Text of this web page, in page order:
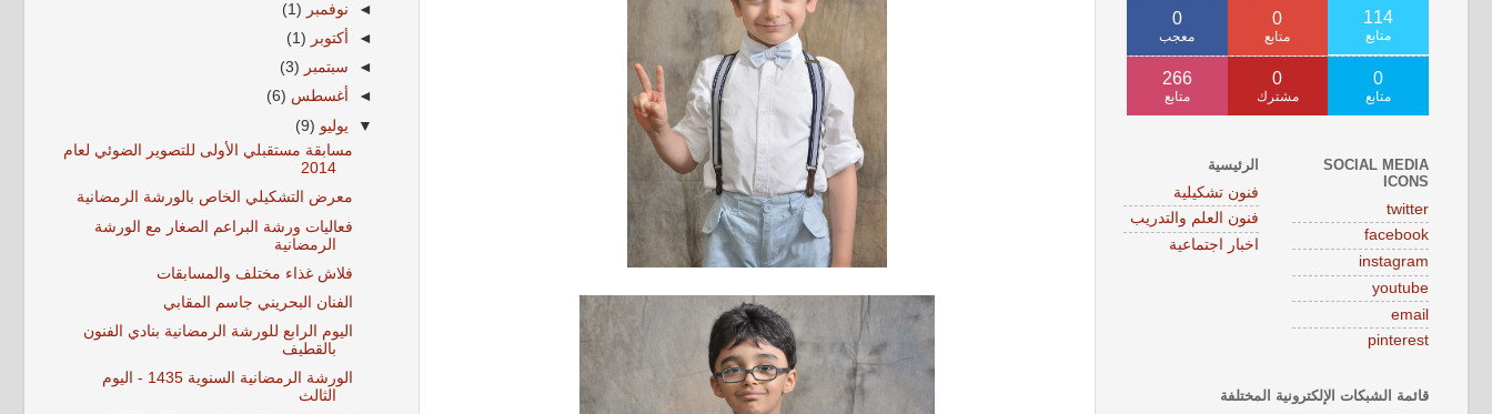
◄ نوفمبر (1)
◄
أكتوبر (1)
◄ سبتمبر (3)
◄
أغسطس (6)
▼ يوليو (9)
مسابقة مستقبلي الأولى للتصوير الضوئي لعام
2014
معرض التشكيلي الخاص بالورشة الرمضانية
فعاليات ورشة البراعم الصغار مع الورشة
الرمضانية
فلاش غذاء مختلف والمسابقات
الفنان البحريني جاسم المقابي
اليوم الرابع للورشة الرمضانية بنادي الفنون
بالقطيف
الورشة الرمضانية السنوية 1435 - اليوم
الثالث
114
متابع
0
متابع
0
معجب
0
متابع
0
مشترك
266
متابع
SOCIAL MEDIA
ICONS
twitter
facebook
instagram
youtube
email
pinterest
الرئيسية
فنون تشكيلية
فنون العلم والتدريب
اخبار اجتماعية
قائمة الشبكات الإلكترونية المختلفة